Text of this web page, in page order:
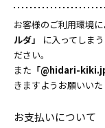
お客様のご利用環境に
ルダ」
に入ってしま
ださい。
また 「@hidari-
きますようお願いいた
お支払いについて